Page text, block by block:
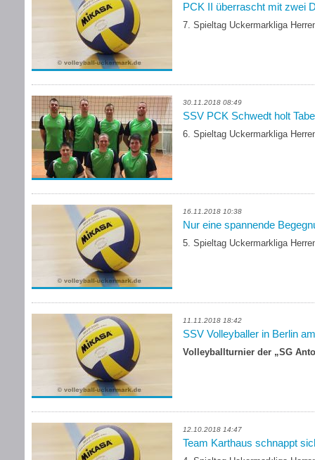
PCK II überrascht mit zwei
7. Spieltag Uckermarkliga
30.11.2018 08:49
SSV PCK Schwedt holt
6. Spieltag Uckermarkliga
16.11.2018 10:38
Nur eine spannende
5. Spieltag Uckermarkliga
11.11.2018 18:42
SSV Volleyballer in Berlin
Volleyballturnier der „SG
12.10.2018 14:47
Team Karthaus schnappt